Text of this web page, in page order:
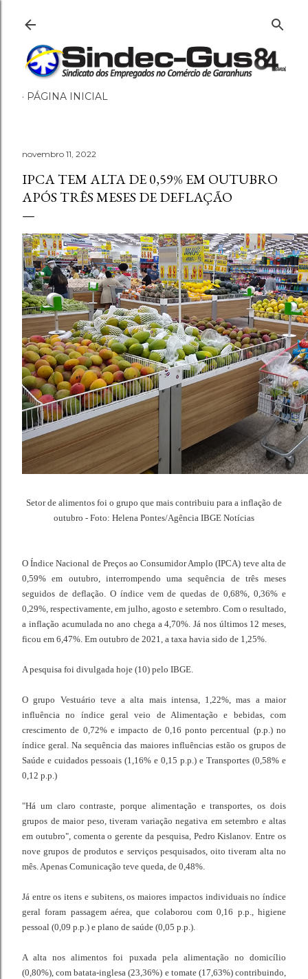
Pular para o conteúdo
PÁGINA INICIAL
novembro 11, 2022
IPCA TEM ALTA DE 0,59% EM OUTUBRO
APÓS TRÊS MESES DE DEFLAÇÃO
Setor de alimentos foi o grupo que mais contribuiu para a inflação de
outubro - Foto: Helena Pontes/Agência IBGE Notícias
O Índice Nacional de Preços ao Consumidor Amplo (IPCA) teve alta de
0,59% em outubro, interrompendo uma sequência de três meses
seguidos de deflação. O índice vem de quedas de 0,68%, 0,36% e
0,29%, respectivamente, em julho, agosto e setembro. Com o resultado,
a inflação acumulada no ano chega a 4,70%. Já nos últimos 12 meses,
ficou em 6,47%. Em outubro de 2021, a taxa havia sido de 1,25%.
A pesquisa foi divulgada hoje (10) pelo IBGE.
O grupo Vestuário teve a alta mais intensa, 1,22%, mas a maior
influência no índice geral veio de Alimentação e bebidas, com
crescimento de 0,72% e impacto de 0,16 ponto percentual (p.p.) no
índice geral. Na sequência das maiores influências estão os grupos de
Saúde e cuidados pessoais (1,16% e 0,15 p.p.) e Transportes (0,58% e
0,12 p.p.)
"Há um claro contraste, porque alimentação e transportes, os dois
grupos de maior peso, tiveram variação negativa em setembro e altas
em outubro", comenta o gerente da pesquisa, Pedro Kislanov. Entre os
nove grupos de produtos e serviços pesquisados, oito tiveram alta no
mês. Apenas Comunicação teve queda, de 0,48%.
Já entre os itens e subitens, os maiores impactos individuais no índice
geral foram passagem aérea, que colaborou com 0,16 p.p., higiene
pessoal (0,09 p.p.) e plano de saúde (0,05 p.p.).
A alta nos alimentos foi puxada pela alimentação no domicílio
(0,80%), com batata-inglesa (23,36%) e tomate (17,63%) contribuindo,